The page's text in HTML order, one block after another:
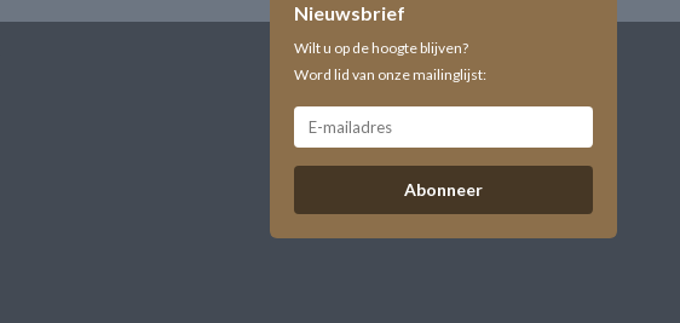
Nieuwsbrief
Wilt u op de hoogte blijven?
Word lid van onze mailinglijst:
Abonneer